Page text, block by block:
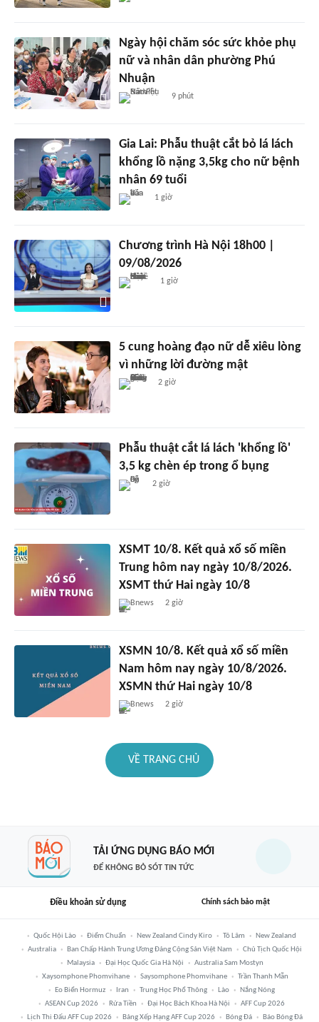
Ngày hội chăm sóc sức khỏe phụ
nữ và nhân dân phường Phú
Nhuận
9 phút
Gia Lai: Phẫu thuật cắt bỏ lá lách
khổng lồ nặng 3,5kg cho nữ bệnh
nhân 69 tuổi
1 giờ
Chương trình Hà Nội 18h00 |
09/08/2026
1 giờ
5 cung hoàng đạo nữ dễ xiêu lòng
vì những lời đường mật
2 giờ
Phẫu thuật cắt lá lách 'khổng lồ'
3,5 kg chèn ép trong ổ bụng
2 giờ
XSMT 10/8. Kết quả xổ số miền
Trung hôm nay ngày 10/8/2026.
XSMT thứ Hai ngày 10/8
Bnews 2 giờ
XSMN 10/8. Kết quả xổ số miền
Nam hôm nay ngày 10/8/2026.
XSMN thứ Hai ngày 10/8
Bnews 2 giờ
VỀ TRANG CHỦ
TẢI ỨNG DỤNG BÁO MỚI
ĐỂ KHÔNG BỎ SÓT TIN TỨC
Điều khoản sử dụng Chính sách bảo mật
Quốc Hội Lào Điểm Chuẩn New Zealand Cindy Kiro Tô Lâm
New Zealand
Australia
Ban Chấp Hành Trung Ương Đảng Cộng Sản Việt Nam
Chủ Tịch Quốc Hội
Malaysia
Đại Học Quốc Gia Hà Nội
Australia Sam Mostyn
Xaysomphone Phomvihane
Saysomphone Phomvihane
Trần Thanh Mẫn
Eo Biển Hormuz
Iran Trung Học Phổ Thông Lào
Nắng Nóng
ASEAN Cup 2026
Rửa Tiền Đại Học Bách Khoa Hà Nội
AFF Cup 2026
Lịch Thi Đấu AFF Cup 2026
Bảng Xếp Hạng AFF Cup 2026 Bóng Đá Báo Bóng Đá